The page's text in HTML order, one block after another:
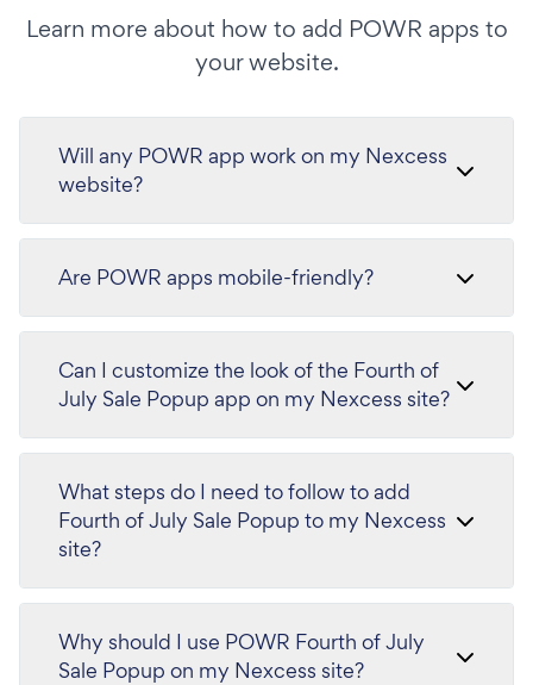
Learn more about how to add POWR apps to
your website.
Will any POWR app work on my Nexcess
website?
Are POWR apps mobile-friendly?
Can I customize the look of the Fourth of
July Sale Popup app on my Nexcess site?
What steps do I need to follow to add
Fourth of July Sale Popup to my Nexcess
site?
Why should I use POWR Fourth of July
Sale Popup on my Nexcess site?